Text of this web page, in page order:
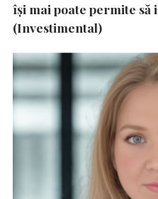
își mai poate permite
(Investimental)